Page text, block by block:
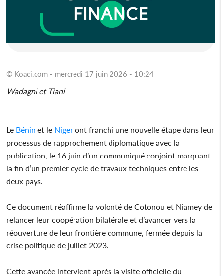
© Koaci.com - mercredi 17 juin 2026 - 10:24
Wadagni et Tiani
Le Bénin et le Niger ont franchi une nouvelle étape dans leur
processus de rapprochement diplomatique avec la
publication, le 16 juin d’un communiqué conjoint marquant
la fin d’un premier cycle de travaux techniques entre les
deux pays.
Ce document réaffirme la volonté de Cotonou et Niamey de
relancer leur coopération bilatérale et d’avancer vers la
réouverture de leur frontière commune, fermée depuis la
crise politique de juillet 2023.
Cette avancée intervient après la visite officielle du